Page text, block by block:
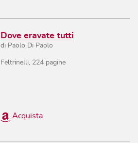
Dove eravate tutti
di Paolo Di Paolo
Feltrinelli, 224 pagine
Acquista